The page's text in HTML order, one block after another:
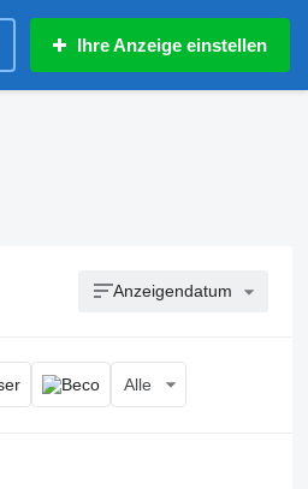
Ihre Anzeige einstellen
Anzeigendatum
Alle